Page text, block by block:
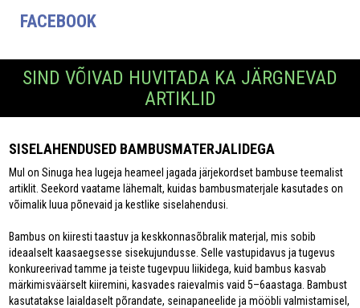
FACEBOOK
SIND VÕIVAD HUVITADA KA JÄRGNEVAD
ARTIKLID
SISELAHENDUSED BAMBUSMATERJALIDEGA
Mul on Sinuga hea lugeja heameel jagada järjekordset bambuse teemalist
artiklit. Seekord vaatame lähemalt, kuidas bambusmaterjale kasutades on
võimalik luua põnevaid ja kestlike siselahendusi.
Bambus on kiiresti taastuv ja keskkonnasõbralik materjal, mis sobib
ideaalselt kaasaegsesse sisekujundusse. Selle vastupidavus ja tugevus
konkureerivad tamme ja teiste tugevpuu liikidega, kuid bambus kasvab
märkimisväärselt kiiremini, kasvades raievalmis vaid 5–6aastaga. Bambust
kasutatakse laialdaselt põrandate, seinapaneelide ja mööbli valmistamisel,